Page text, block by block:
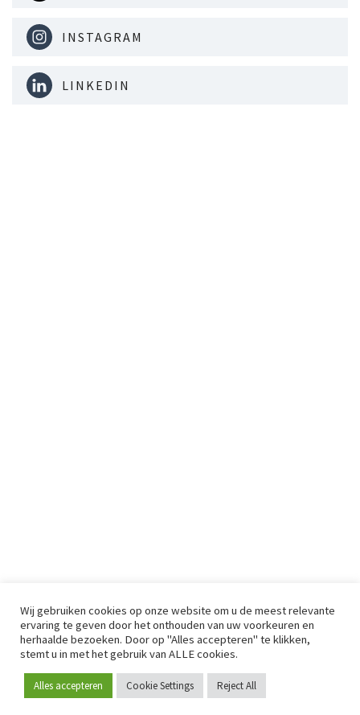
Word lid
INSTAGRAM
LINKEDIN
Wij gebruiken cookies op onze website om u de meest relevante
ervaring te geven door het onthouden van uw voorkeuren en
herhaalde bezoeken. Door op "Alles accepteren" te klikken,
stemt u in met het gebruik van ALLE cookies.
Alles accepteren Cookie Settings Reject All